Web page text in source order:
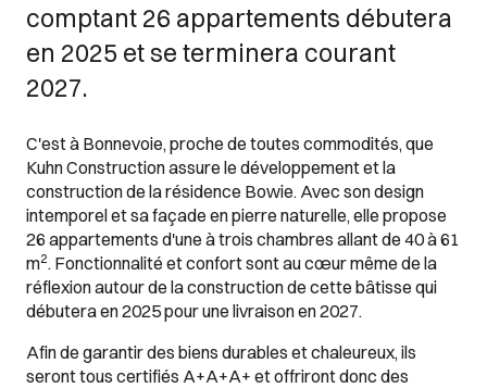
comptant 26 appartements débutera
en 2025 et se terminera courant
2027.
C'est à Bonnevoie, proche de toutes commodités, que
Kuhn Construction assure le développement et la
construction de la résidence Bowie. Avec son design
intemporel et sa façade en pierre naturelle, elle propose
26 appartements d'une à trois chambres allant de 40 à 61
m2. Fonctionnalité et confort sont au cœur même de la
réflexion autour de la construction de cette bâtisse qui
débutera en 2025 pour une livraison en 2027.
Afin de garantir des biens durables et chaleureux, ils
seront tous certifiés A+A+A+ et offriront donc des